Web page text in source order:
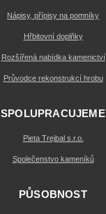
Nápisy, přípisy na pomníky
Hřbitovní doplňky
Rozšířená nabídka kamenictví
Průvodce rekonstrukcí hrobu
SPOLUPRACUJEME
Pieta Trejbal s.r.o.
Společenstvo kameníků
PŮSOBNOST